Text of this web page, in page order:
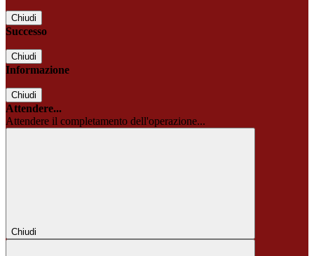
Chiudi
Successo
Chiudi
Informazione
Chiudi
Attendere...
Attendere il completamento dell'operazione...
Chiudi